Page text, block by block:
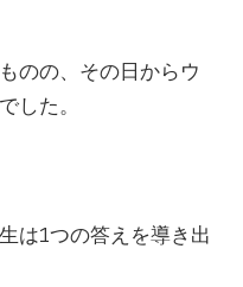
のの、その日からウ
した。
は1つの答えを導き出